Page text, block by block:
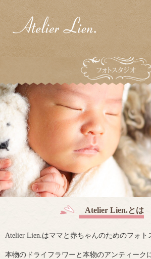
Atelier Lien.とは
Atelier Lien.はママと赤ちゃんのためのフォト
本物のドライフラワーと本物のアンティーク